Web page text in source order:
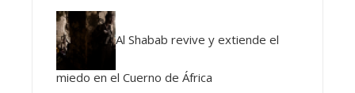
Al Shabab revive y extiende el
miedo en el Cuerno de África